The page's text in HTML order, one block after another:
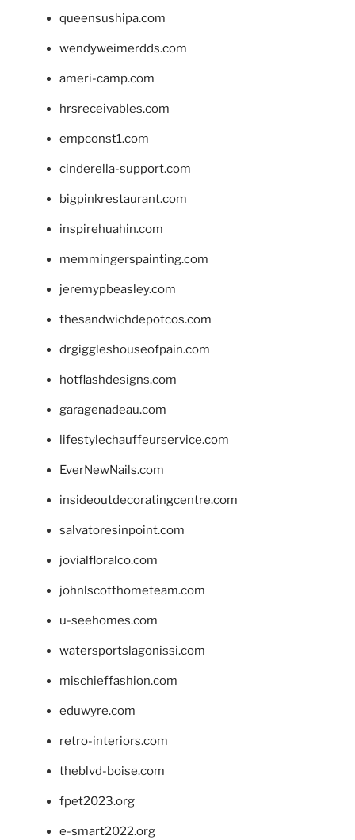
queensushipa.com
wendyweimerdds.com
ameri-camp.com
hrsreceivables.com
empconst1.com
cinderella-support.com
bigpinkrestaurant.com
inspirehuahin.com
memmingerspainting.com
jeremypbeasley.com
thesandwichdepotcos.com
drgiggleshouseofpain.com
hotflashdesigns.com
garagenadeau.com
lifestylechauffeurservice.com
EverNewNails.com
insideoutdecoratingcentre.com
salvatoresinpoint.com
jovialfloralco.com
johnlscotthometeam.com
u-seehomes.com
watersportslagonissi.com
mischieffashion.com
eduwyre.com
retro-interiors.com
theblvd-boise.com
fpet2023.org
e-smart2022.org